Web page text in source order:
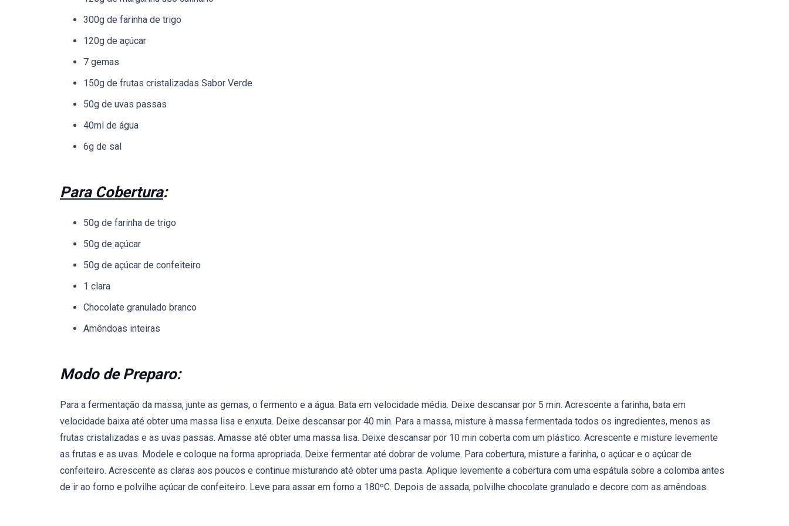
300g de farinha de trigo
120g de açúcar
7 gemas
150g de frutas cristalizadas Sabor Verde
50g de uvas passas
40ml de água
6g de sal
Para Cobertura:
50g de farinha de trigo
50g de açúcar
50g de açúcar de confeiteiro
1 clara
Chocolate granulado branco
Amêndoas inteiras
Modo de Preparo:
Para a fermentação da massa, junte as gemas, o fermento e a água. Bata em velocidade média. Deixe descansar por 5 min. Acrescente a farinha, bata em
velocidade baixa até obter uma massa lisa e enxuta. Deixe descansar por 40 min. Para a massa, misture à massa fermentada todos os ingredientes, menos as
frutas cristalizadas e as uvas passas. Amasse até obter uma massa lisa. Deixe descansar por 10 min coberta com um plástico. Acrescente e misture levemente
as frutas e as uvas. Modele e coloque na forma apropriada. Deixe fermentar até dobrar de volume. Para cobertura, misture a farinha, o açúcar e o açúcar de
confeiteiro. Acrescente as claras aos poucos e continue misturando até obter uma pasta. Aplique levemente a cobertura com uma espátula sobre a colomba antes
de ir ao forno e polvilhe açúcar de confeiteiro. Leve para assar em forno a 180ºC. Depois de assada, polvilhe chocolate granulado e decore com as amêndoas.